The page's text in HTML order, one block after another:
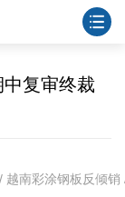
复审终裁
南彩涂钢板反倾